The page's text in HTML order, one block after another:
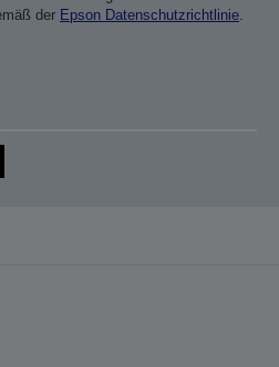
der Epson Datenschutzrichtlinie